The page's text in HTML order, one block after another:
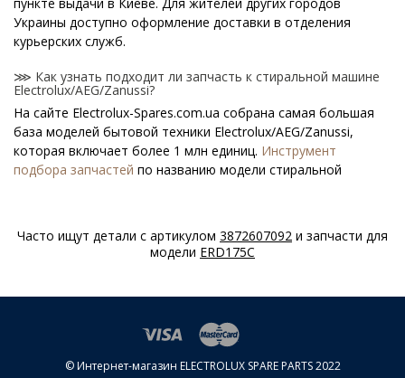
Украины доступно оформление доставки в отделения
курьерских служб.
⋙ Как узнать подходит ли запчасть к стиральной машине
Electrolux/AEG/Zanussi?
На сайте Electrolux-Spares.com.ua собрана самая большая
база моделей бытовой техники Electrolux/AEG/Zanussi,
которая включает более 1 млн единиц. Инструмент
подбора запчастей по названию модели стиральной
Electrolux/AEG/Zanussi?
Специальная наклейка производителя с названием модели
стиральной машины Electrolux/AEG/Zanussi.
⋙ Сколько стоит Амортизаторы для стиральных машин
Electrolux/AEG/Zanussi?
На нашем сайте можно купить оригинальные Амортизаторы
Часто ищут детали с артикулом 3872607092 и запчасти для
модели ERD175C
© Интернет-магазин ELECTROLUX SPARE PARTS 2022